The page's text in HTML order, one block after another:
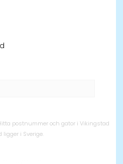
postnummer och gator i Vikingstad
i Sverige.